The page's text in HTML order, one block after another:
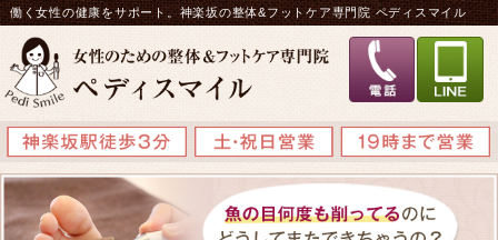
働く女性の健康をサポート。神楽坂の整体&フットケア専門院 ペディスマイル